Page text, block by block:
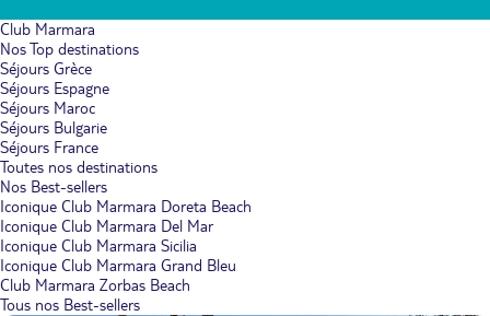
Club Marmara
Nos Top destinations
Séjours Grèce
Séjours Espagne
Séjours Maroc
Séjours Bulgarie
Séjours France
Toutes nos destinations
Nos Best-sellers
Iconique Club Marmara Doreta Beach
Iconique Club Marmara Del Mar
Iconique Club Marmara Sicilia
Iconique Club Marmara Grand Bleu
Club Marmara Zorbas Beach
Tous nos Best-sellers